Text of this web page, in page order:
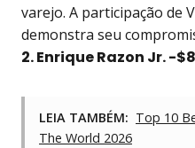
varejo. A participação de
demonstra seu
2. Enrique Razon Jr. -
LEIA TAMBÉM: Top 10
The World 2026